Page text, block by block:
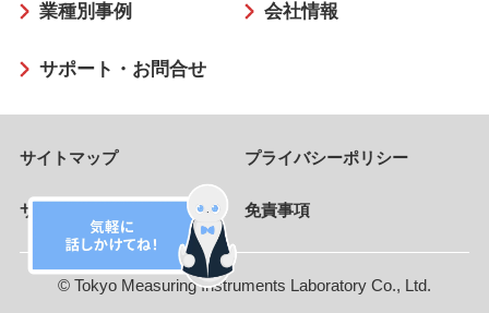
業種別事例 会社情報
サポート・お問合せ
サイトマップ プライバシーポリシー
サイトのご利用条件 免責事項
© Tokyo Measuring Instruments Laboratory Co., Ltd.